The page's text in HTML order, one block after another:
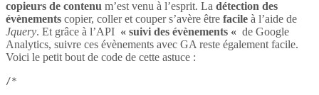
copieurs de contenu m’est venu à l’esprit. La détection des
évènements copier, coller et couper s’avère être facile à l’aide de
Jquery. Et grâce à l’API « suivi des évènements « de Google
Analytics, suivre ces évènements avec GA reste également facile.
Voici le petit bout de code de cette astuce :
/*